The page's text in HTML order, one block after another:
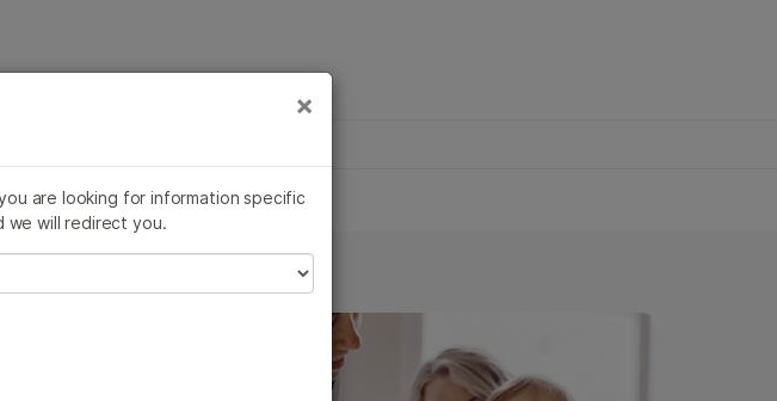
×
生殖健康
遗传病和罕见病
×
are looking for information specific
we will redirect you.